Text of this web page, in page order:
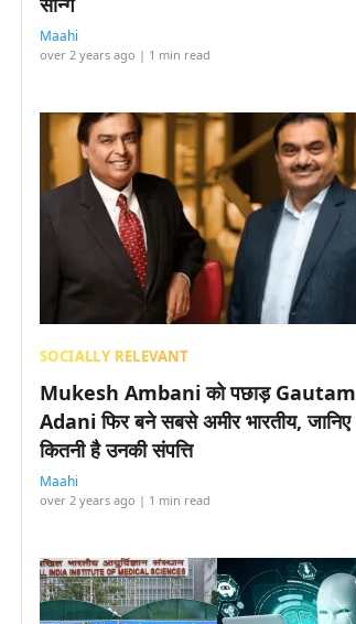
Maahi
over 2 years ago | 1 min read
SOCIALLY RELEVANT
Mukesh Ambani को पछाड़ Gautam
Adani फिर बने सबसे अमीर भारतीय, जानिए
कितनी है उनकी संपत्ति
Maahi
over 2 years ago | 1 min read